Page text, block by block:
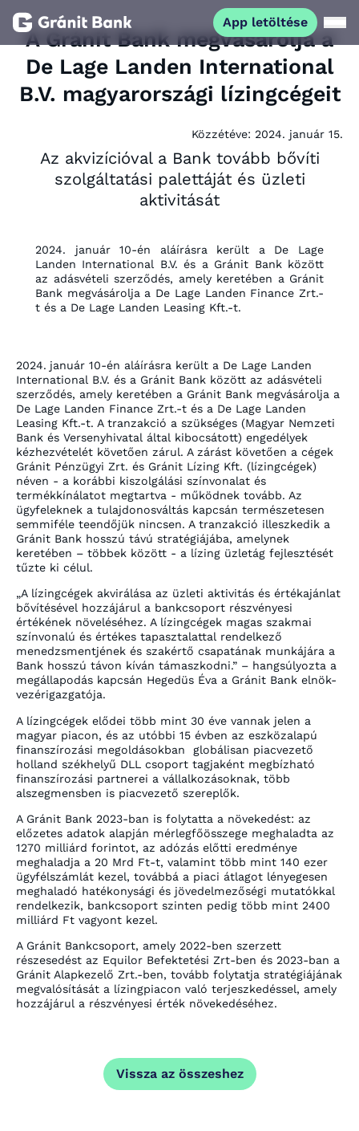
App letöltése
Magánszemélyeknek
Fiataloknak
Kapcsolat
Netbank App letöltése
A Gránit Bank megvásárolja a
De Lage Landen International
B.V. magyarországi lízingcégeit
Közzétéve: 2024. január 15.
Az akvizícióval a Bank tovább bővíti
szolgáltatási palettáját és üzleti
aktivitását
2024. január 10-én aláírásra került a De Lage
Landen International B.V. és a Gránit Bank között
az adásvételi szerződés, amely keretében a Gránit
Bank megvásárolja a De Lage Landen Finance Zrt.-
t és a De Lage Landen Leasing Kft.-t.
2024. január 10-én aláírásra került a De Lage Landen
International B.V. és a Gránit Bank között az adásvételi
szerződés, amely keretében a Gránit Bank megvásárolja a
De Lage Landen Finance Zrt.-t és a De Lage Landen
Leasing Kft.-t. A tranzakció a szükséges (Magyar Nemzeti
Bank és Versenyhivatal által kibocsátott) engedélyek
kézhezvételét követően zárul. A zárást követően a cégek
Gránit Pénzügyi Zrt. és Gránit Lízing Kft. (lízingcégek)
néven - a korábbi kiszolgálási színvonalat és
termékkínálatot megtartva - működnek tovább. Az
ügyfeleknek a tulajdonosváltás kapcsán természetesen
semmiféle teendőjük nincsen. A tranzakció illeszkedik a
Gránit Bank hosszú távú stratégiájába, amelynek
keretében – többek között - a lízing üzletág fejlesztését
tűzte ki célul.
„A lízingcégek akvirálása az üzleti aktivitás és értékajánlat
bővítésével hozzájárul a bankcsoport részvényesi
értékének növeléséhez. A lízingcégek magas szakmai
színvonalú és értékes tapasztalattal rendelkező
menedzsmentjének és szakértő csapatának munkájára a
Bank hosszú távon kíván támaszkodni.” – hangsúlyozta a
megállapodás kapcsán Hegedüs Éva a Gránit Bank elnök-
vezérigazgatója.
A lízingcégek elődei több mint 30 éve vannak jelen a
magyar piacon, és az utóbbi 15 évben az eszközalapú
finanszírozási megoldásokban globálisan piacvezető
holland székhelyű DLL csoport tagjaként megbízható
finanszírozási partnerei a vállalkozásoknak, több
alszegmensben is piacvezető szereplők.
A Gránit Bank 2023-ban is folytatta a növekedést: az
előzetes adatok alapján mérlegfőösszege meghaladta az
1270 milliárd forintot, az adózás előtti eredménye
meghaladja a 20 Mrd Ft-t, valamint több mint 140 ezer
ügyfélszámlát kezel, továbbá a piaci átlagot lényegesen
meghaladó hatékonysági és jövedelmezőségi mutatókkal
rendelkezik, bankcsoport szinten pedig több mint 2400
milliárd Ft vagyont kezel.
A Gránit Bankcsoport, amely 2022-ben szerzett
részesedést az Equilor Befektetési Zrt-ben és 2023-ban a
Gránit Alapkezelő Zrt.-ben, tovább folytatja stratégiájának
megvalósítását a lízingpiacon való terjeszkedéssel, amely
hozzájárul a részvényesi érték növekedéséhez.
Vissza az összeshez